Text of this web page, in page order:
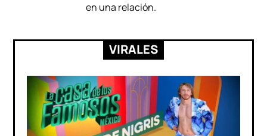
en una relación.
VIRALES